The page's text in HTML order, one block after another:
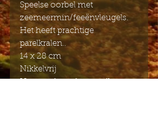
Speelse oorbel met
zeemeermin/feeënvleugels.
Het heeft prachtige
parelkralen..
14 x 28 cm
Nikkelvrij